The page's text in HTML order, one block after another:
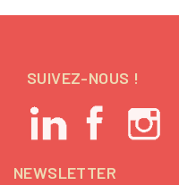
SUIVEZ-NOUS !
NEWSLETTER